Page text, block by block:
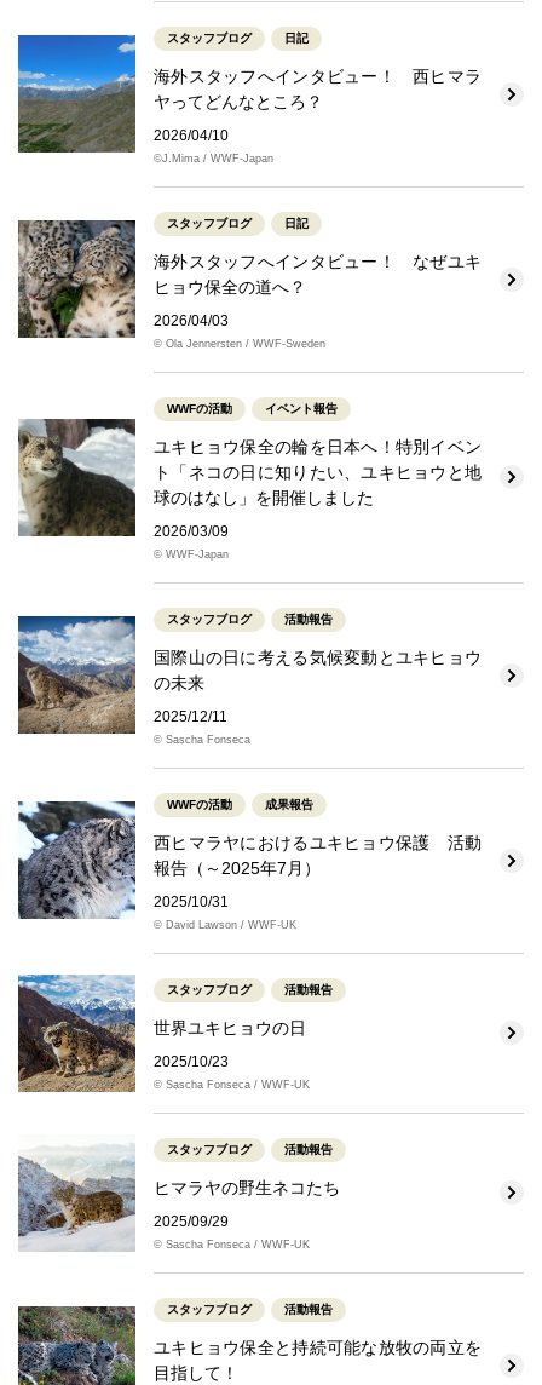
スタッフブログ 日記
海外スタッフへインタビュー！ 西ヒマラ
ヤってどんなところ？
2026/04/10
©J.Mima / WWF-Japan
スタッフブログ 日記
海外スタッフへインタビュー！ なぜユキ
ヒョウ保全の道へ？
2026/04/03
© Ola Jennersten / WWF-Sweden
WWFの活動 イベント報告
ユキヒョウ保全の輪を日本へ！特別イベン
ト「ネコの日に知りたい、ユキヒョウと地
球のはなし」を開催しました
2026/03/09
© WWF-Japan
スタッフブログ 活動報告
国際山の日に考える気候変動とユキヒョウ
の未来
2025/12/11
© Sascha Fonseca
WWFの活動 成果報告
西ヒマラヤにおけるユキヒョウ保護 活動
報告（～2025年7月）
2025/10/31
© David Lawson / WWF-UK
スタッフブログ 活動報告
世界ユキヒョウの日
2025/10/23
© Sascha Fonseca / WWF-UK
スタッフブログ 活動報告
ヒマラヤの野生ネコたち
2025/09/29
© Sascha Fonseca / WWF-UK
スタッフブログ 活動報告
ユキヒョウ保全と持続可能な放牧の両立を
目指して！